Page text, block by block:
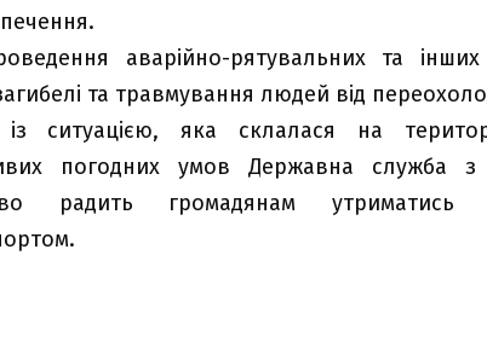
аварійно-рятувальних та
та травмування людей від
ситуацією, яка склалася на
погодних умов Державна служба з
радить громадянам